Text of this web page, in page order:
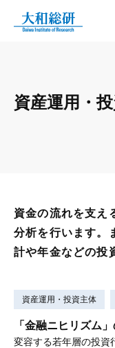
資産運用・
資金の流れを支え
分析を行います。
計や年金などの投
資産運用・投資主体
「金融ニヒリズム
変容する若年層の投資